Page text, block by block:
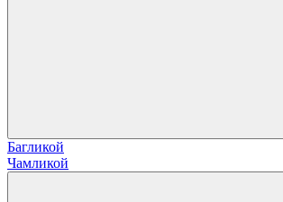
Багликой
Чамликой